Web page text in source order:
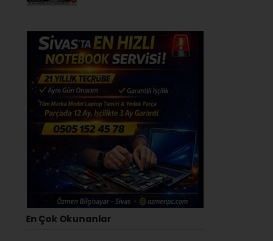
En Çok Okunanlar